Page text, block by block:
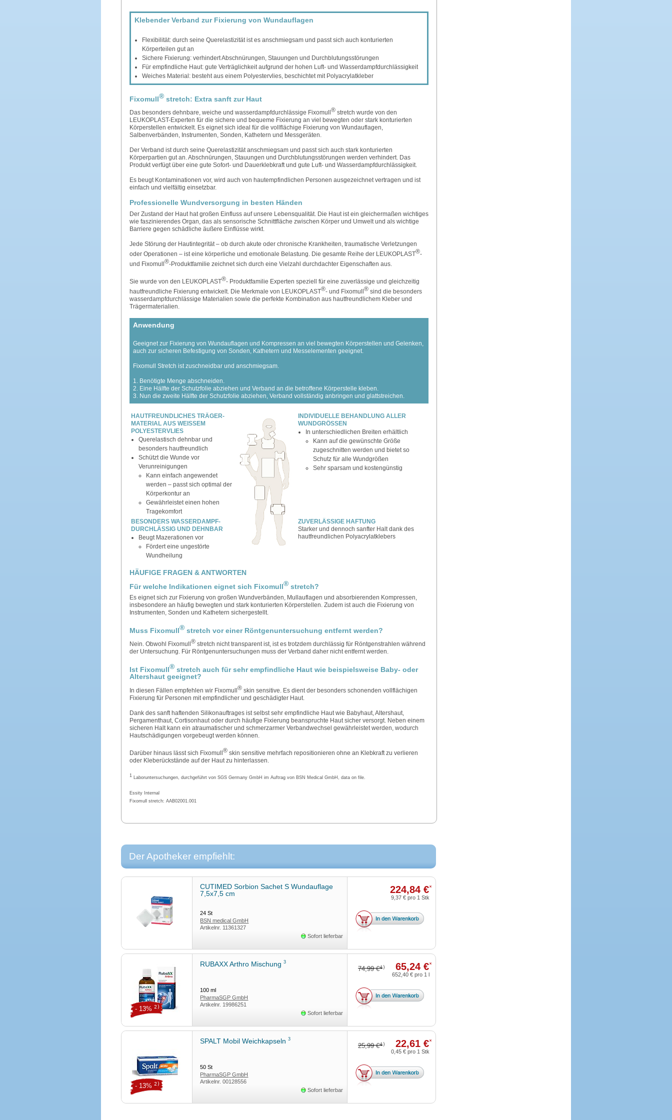
Klebender Verband zur Fixierung von Wundauflagen
Flexibilität: durch seine Querelastizität ist es anschmiegsam und passt sich auch konturierten
Körperteilen gut an
Sichere Fixierung: verhindert Abschnürungen, Stauungen und Durchblutungsstörungen
Für empfindliche Haut: gute Verträglichkeit aufgrund der hohen Luft- und Wasserdampfdurchlässigkeit
Weiches Material: besteht aus einem Polyestervlies, beschichtet mit Polyacrylatkleber
Fixomull®stretch: Extra sanft zur Haut
Das besonders dehnbare, weiche und wasserdampfdurchlässige Fixomull ®stretch wurde von den
LEUKOPLAST-Experten für die sichere und bequeme Fixierung an viel bewegten oder stark konturierten
Körperstellen entwickelt. Es eignet sich ideal für die vollflächige Fixierung von Wundauflagen,
Salbenverbänden, Instrumenten, Sonden, Kathetern und Messgeräten.
Der Verband ist durch seine Querelastizität anschmiegsam und passt sich auch stark konturierten
Körperpartien gut an. Abschnürungen, Stauungen und Durchblutungsstörungen werden verhindert. Das
Produkt verfügt über eine gute Sofort- und Dauerklebkraft und gute Luft- und Wasserdampfdurchlässigkeit.
Es beugt Kontaminationen vor, wird auch von hautempfindlichen Personen ausgezeichnet vertragen und ist
einfach und vielfältig einsetzbar.
Professionelle Wundversorgung in besten Händen
Der Zustand der Haut hat großen Einfluss auf unsere Lebensqualität. Die Haut ist ein gleichermaßen wichtiges
wie faszinierendes Organ, das als sensorische Schnittfläche zwischen Körper und Umwelt und als wichtige
Barriere gegen schädliche äußere Einflüsse wirkt.
Jede Störung der Hautintegrität – ob durch akute oder chronische Krankheiten, traumatische Verletzungen
oder Operationen – ist eine körperliche und emotionale Belastung. Die gesamte Reihe der LEUKOPLAST®-
und Fixomull®-Produktfamilie zeichnet sich durch eine Vielzahl durchdachter Eigenschaften aus.
Sie wurde von den LEUKOPLAST®- Produktfamilie Experten speziell für eine zuverlässige und gleichzeitig
hautfreundliche Fixierung entwickelt. Die Merkmale von LEUKOPLAST®- und Fixomull®sind die besonders
wasserdampfdurchlässige Materialien sowie die perfekte Kombination aus hautfreundlichem Kleber und
Trägermaterialien.
Anwendung
Geeignet zur Fixierung von Wundauflagen und Kompressen an viel bewegten Körperstellen und Gelenken,
auch zur sicheren Befestigung von Sonden, Kathetern und Messelementen geeignet.
Fixomull Stretch ist zuschneidbar und anschmiegsam.
1. Benötigte Menge abschneiden.
2. Eine Hälfte der Schutzfolie abziehen und Verband an die betroffene Körperstelle kleben.
3. Nun die zweite Hälfte der Schutzfolie abziehen, Verband vollständig anbringen und glattstreichen.
HAUTFREUNDLICHES TRÄGER-
MATERIAL AUS WEISSEM
POLYESTERVLIES
Querelastisch dehnbar und
besonders hautfreundlich
Schützt die Wunde vor
Verunreinigungen
Kann einfach angewendet
werden – passt sich optimal der
Körperkontur an
Gewährleistet einen hohen
Tragekomfort
INDIVIDUELLE BEHANDLUNG ALLER
WUNDGRÖSSEN
In unterschiedlichen Breiten erhältlich
Kann auf die gewünschte Größe
zugeschnitten werden und bietet so
Schutz für alle Wundgrößen
Sehr sparsam und kostengünstig
BESONDERS WASSERDAMPF-
DURCHLÄSSIG UND DEHNBAR
Beugt Mazerationen vor
Fördert eine ungestörte
Wundheilung
ZUVERLÄSSIGE HAFTUNG
Starker und dennoch sanfter Halt dank des
hautfreundlichen Polyacrylatklebers
HÄUFIGE FRAGEN & ANTWORTEN
Für welche Indikationen eignet sich Fixomull®stretch?
Es eignet sich zur Fixierung von großen Wundverbänden, Mullauflagen und absorbierenden Kompressen,
insbesondere an häufig bewegten und stark konturierten Körperstellen. Zudem ist auch die Fixierung von
Instrumenten, Sonden und Kathetern sichergestellt.
Muss Fixomull®stretch vor einer Röntgenuntersuchung entfernt werden?
Nein. Obwohl Fixomull®stretch nicht transparent ist, ist es trotzdem durchlässig für Röntgenstrahlen während
der Untersuchung. Für Röntgenuntersuchungen muss der Verband daher nicht entfernt werden.
Ist Fixomull®stretch auch für sehr empfindliche Haut wie beispielsweise Baby- oder
Altershaut geeignet?
In diesen Fällen empfehlen wir Fixomull®skin sensitive. Es dient der besonders schonenden vollflächigen
Fixierung für Personen mit empfindlicher und geschädigter Haut.
Dank des sanft haftenden Silikonauftrages ist selbst sehr empfindliche Haut wie Babyhaut, Altershaut,
Pergamenthaut, Cortisonhaut oder durch häufige Fixierung beanspruchte Haut sicher versorgt. Neben einem
sicheren Halt kann ein atraumatischer und schmerzarmer Verbandwechsel gewährleistet werden, wodurch
Hautschädigungen vorgebeugt werden können.
Darüber hinaus lässt sich Fixomull®skin sensitive mehrfach repositionieren ohne an Klebkraft zu verlieren
oder Kleberückstände auf der Haut zu hinterlassen.
1Laboruntersuchungen, durchgeführt von SGS Germany GmbH im Auftrag von BSN Medical GmbH, data on file.
Essity Internal
Fixomull stretch: AAB02001.001
Der Apotheker empfiehlt:
CUTIMED Sorbion Sachet S Wundauflage
7,5x7,5 cm
24St
BSN medical GmbH
Artikelnr. 11361327
Sofort lieferbar
224,84 €*
9,37 € pro 1 Stk
RUBAXX Arthro Mischung3
100ml
PharmaSGP GmbH
Artikelnr. 19986251
Sofort lieferbar
74,99 €4) 65,24 €*
- 13% 2)
652,40 € pro 1 l
SPALT Mobil Weichkapseln3
50St
PharmaSGP GmbH
Artikelnr.00128556
Sofort lieferbar
25,99 €4) 22,61 €*
- 13% 2)
0,45 € pro 1 Stk